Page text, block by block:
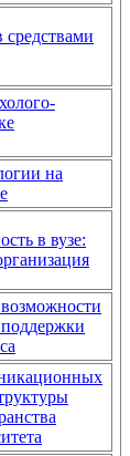
средствами
на
в вузе: